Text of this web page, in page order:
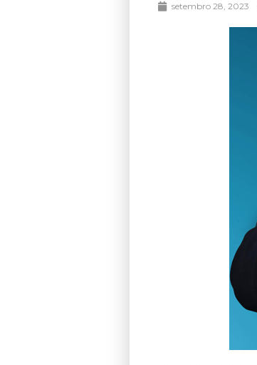
setembro 28, 2023